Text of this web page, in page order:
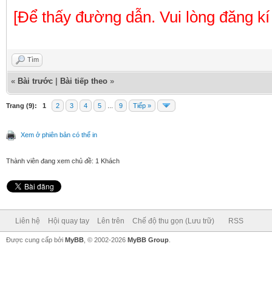
[Để thấy đường dẫn. Vui lòng đăng
Tìm
« Bài trước Bài tiếp theo »
Trang (9): 1 2 3 4 5 9 Tiếp »
Xem ở phiên bản có thể in
Thành viên đang xem chủ đề: 1 Khách
Liên hệ Hội quay tay Lên trên Chế độ thu gọn (Lưu trữ) RSS
Được cung cấp bởi MyBB , © 2002-2026 MyBB Group